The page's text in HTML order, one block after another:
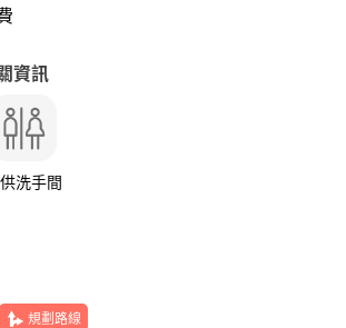
資訊
洗手間
規劃路線